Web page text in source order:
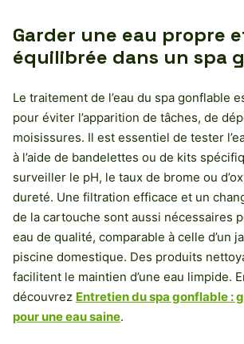
Garder une eau propre
équilibrée dans un spa
Le traitement de l’eau du spa gonflable
pour éviter l’apparition de tâches, de
moisissures. Il est essentiel de tester
à l’aide de bandelettes ou de kits
surveiller le pH, le taux de brome ou
dureté. Une filtration efficace et un
de la cartouche sont aussi nécessaires
eau de qualité, comparable à celle d’un
piscine domestique. Des produits
facilitent le maintien d’une eau limpide.
découvrez Entretien du spa gonflable :
pour une eau saine.